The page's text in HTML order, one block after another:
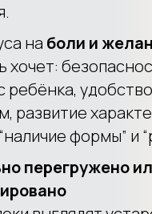
на боли и
хочет:
ребёнка,
развитие
формы” и
перегружено